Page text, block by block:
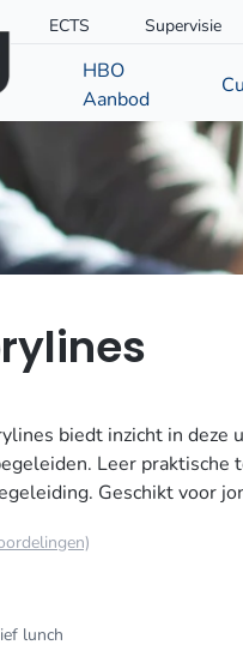
ECTS Supervisie
HBO
Aanbod
biedt inzicht in deze
Leer praktische
Geschikt voor
lunch